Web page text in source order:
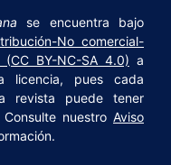
se encuentra bajo
No comercial-
BY-NC-SA 4.0) a
licencia, pues cada
revista puede tener
nuestro Aviso